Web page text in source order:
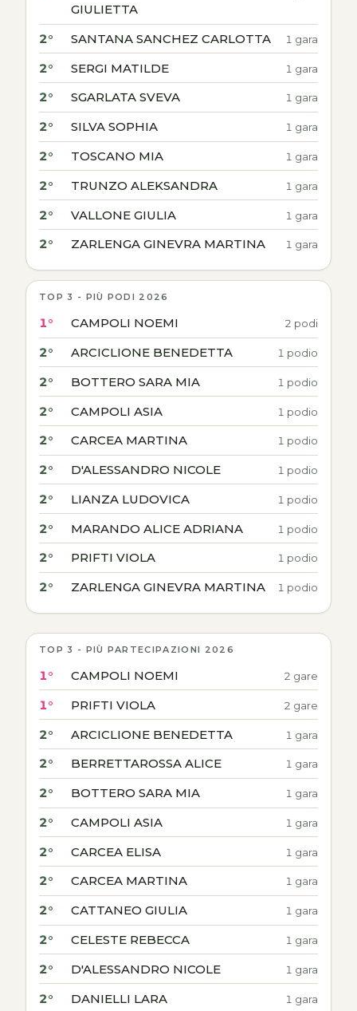
GIULIETTA
2° SANTANA SANCHEZ CARLOTTA 1 gara
2° SERGI MATILDE 1 gara
2° SGARLATA SVEVA 1 gara
2° SILVA SOPHIA 1 gara
2° TOSCANO MIA 1 gara
2° TRUNZO ALEKSANDRA 1 gara
2° VALLONE GIULIA 1 gara
2° ZARLENGA GINEVRA MARTINA 1 gara
TOP 3 - PIÙ PODI 2026
1° CAMPOLI NOEMI 2 podi
2° ARCICLIONE BENEDETTA 1 podio
2° BOTTERO SARA MIA 1 podio
2° CAMPOLI ASIA 1 podio
2° CARCEA MARTINA 1 podio
2° D'ALESSANDRO NICOLE 1 podio
2° LIANZA LUDOVICA 1 podio
2° MARANDO ALICE ADRIANA 1 podio
2° PRIFTI VIOLA 1 podio
2° ZARLENGA GINEVRA MARTINA 1 podio
TOP 3 - PIÙ PARTECIPAZIONI 2026
1° CAMPOLI NOEMI 2 gare
1° PRIFTI VIOLA 2 gare
2° ARCICLIONE BENEDETTA 1 gara
2° BERRETTAROSSA ALICE 1 gara
2° BOTTERO SARA MIA 1 gara
2° CAMPOLI ASIA 1 gara
2° CARCEA ELISA 1 gara
2° CARCEA MARTINA 1 gara
2° CATTANEO GIULIA 1 gara
2° CELESTE REBECCA 1 gara
2° D'ALESSANDRO NICOLE 1 gara
2° DANIELLI LARA 1 gara